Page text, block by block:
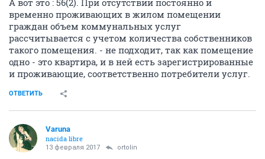
временно проживающих в жилом помещении
граждан объем коммунальных услуг
рассчитывается с учетом количества собственников
такого помещения. - не подходит, так как помещение
одно - это квартира, и в ней есть зарегистрированные
и проживающие, соответственно потребители услуг.
ОТВЕТИТЬ
Varuna
nacida libre
13 февраля 2017 ortolin